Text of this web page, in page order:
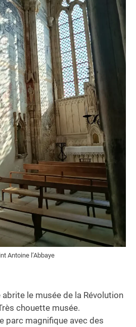
Antoine l’Abbaye
le musée de la Révolution
chouette musée.
parc magnifique avec des